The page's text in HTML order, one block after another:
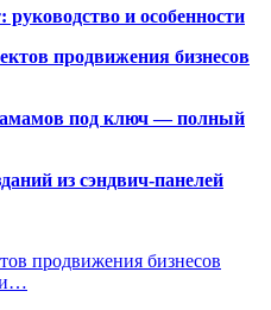
и особенности
продвижения бизнесов
под ключ — полный
из сэндвич-панелей
продвижения бизнесов